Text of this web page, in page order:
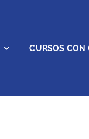
CURSOS CON